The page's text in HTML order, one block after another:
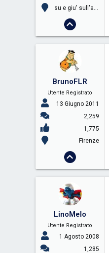
su e giu' sull'atlantico...
BrunoFLR
Utente Registrato
13 Giugno 2011
2,259
1,775
Firenze
LinoMelo
Utente Registrato
1 Agosto 2008
1,285